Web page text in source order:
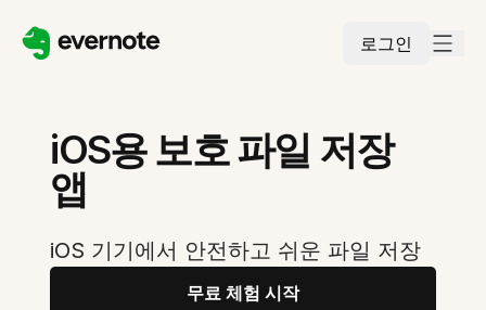
로그인
iOS용 보호 파일 저장
앱
iOS 기기에서 안전하고 쉬운 파일 저장
무료 체험 시작